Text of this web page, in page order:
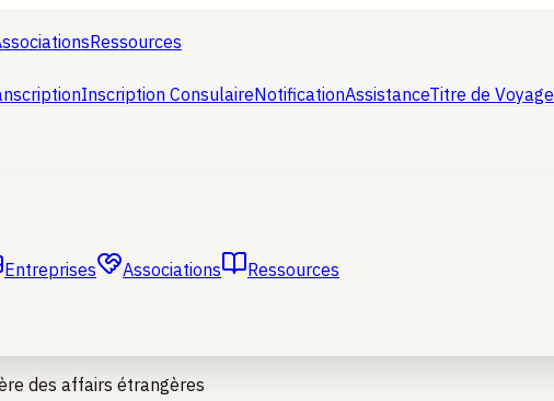
Ressources
Inscription ConsulaireNotificationAssistanceTitre de Voyage
Entreprises Associations Ressources
des affairs étrangères